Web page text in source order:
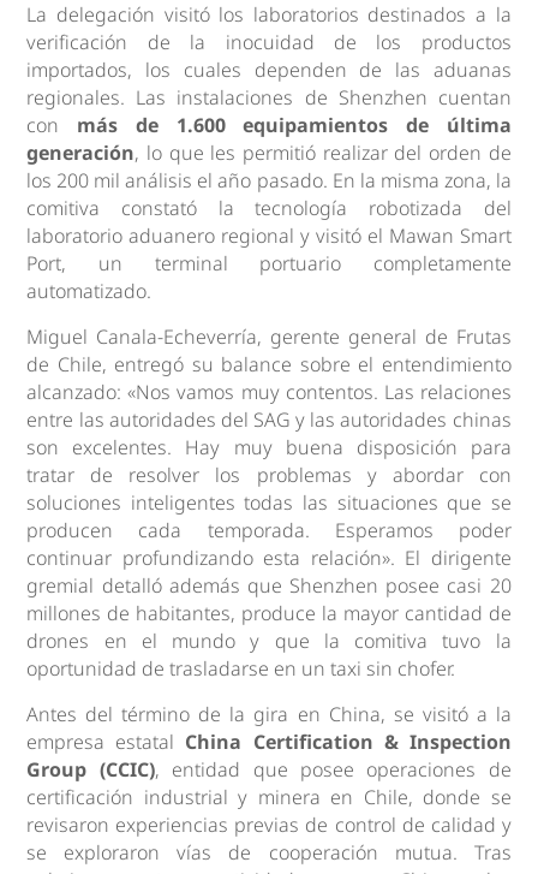
La delegación visitó los laboratorios destinados a la
verificación de la inocuidad de los productos
importados, los cuales dependen de las aduanas
regionales. Las instalaciones de Shenzhen cuentan
con más de 1.600 equipamientos de última
generación, lo que les permitió realizar del orden de
los 200 mil análisis el año pasado. En la misma zona, la
comitiva constató la tecnología robotizada del
laboratorio aduanero regional y visitó el Mawan Smart
Port, un terminal portuario completamente
automatizado.
Miguel Canala-Echeverría, gerente general de Frutas
de Chile, entregó su balance sobre el entendimiento
alcanzado: «Nos vamos muy contentos. Las relaciones
entre las autoridades del SAG y las autoridades chinas
son excelentes. Hay muy buena disposición para
tratar de resolver los problemas y abordar con
soluciones inteligentes todas las situaciones que se
producen cada temporada. Esperamos poder
continuar profundizando esta relación». El dirigente
gremial detalló además que Shenzhen posee casi 20
millones de habitantes, produce la mayor cantidad de
drones en el mundo y que la comitiva tuvo la
oportunidad de trasladarse en un taxi sin chofer.
Antes del término de la gira en China, se visitó a la
empresa estatal China Certification & Inspection
Group (CCIC), entidad que posee operaciones de
certificación industrial y minera en Chile, donde se
revisaron experiencias previas de control de calidad y
se exploraron vías de cooperación mutua. Tras